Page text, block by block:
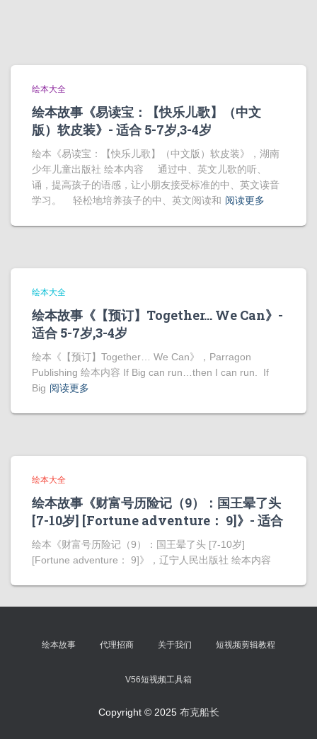
绘本大全
绘本故事《易读宝：【快乐儿歌】（中文
版）软皮装》- 适合 5-7岁,3-4岁
绘本《易读宝：【快乐儿歌】（中文版）软皮装》，湖南
少年儿童出版社 绘本内容 通过中、英文儿歌的听、
诵，提高孩子的语感，让小朋友接受标准的中、英文读音
学习。 轻松地培养孩子的中、英文阅读和 阅读更多
绘本大全
绘本故事《【预订】Together… We Can》-
适合 5-7岁,3-4岁
绘本《【预订】Together… We Can》，Parragon
Publishing 绘本内容 If Big can run…then I can run. If
Big 阅读更多
绘本大全
绘本故事《财富号历险记（9）：国王晕了头
[7-10岁] [Fortune adventure： 9]》- 适合
绘本《财富号历险记（9）：国王晕了头 [7-10岁]
[Fortune adventure： 9]》，辽宁人民出版社 绘本内容
绘本故事 代理招商 关于我们 短视频剪辑教程
V56短视频工具箱
Copyright © 2025 布克船长